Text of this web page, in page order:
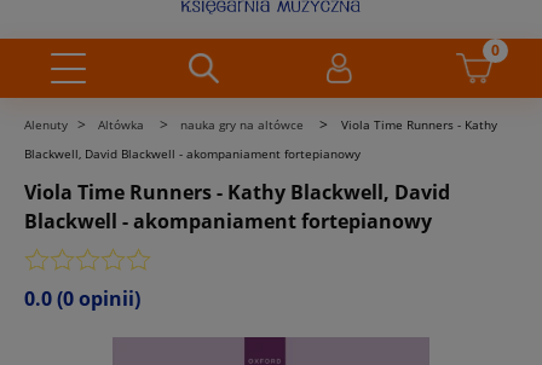
Alenuty > Altówka > nauka gry na altówce >
Viola Time Runners - Kathy
Blackwell, David Blackwell - akompaniament fortepianowy
Viola Time Runners - Kathy Blackwell, David
Blackwell - akompaniament fortepianowy
0.0(0 opinii)